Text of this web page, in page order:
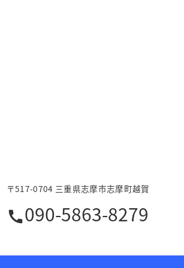
〒517-0704 三重県志摩市志摩町越賀
call090-5863-8279